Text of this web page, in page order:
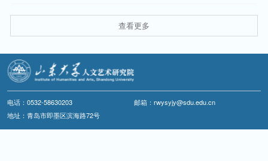
查看更多
电话：0532-58630203
邮箱：rwysyjy@sdu.edu.cn
地址：青岛市即墨区滨海路72号